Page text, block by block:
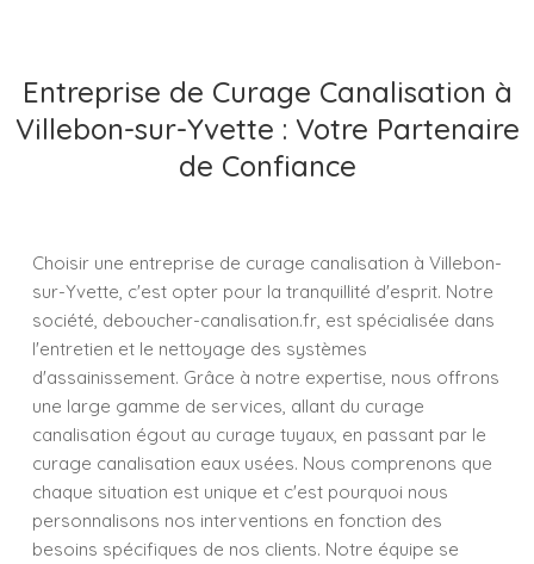
Entreprise de Curage Canalisation à
Villebon-sur-Yvette : Votre Partenaire
de Confiance
Choisir une entreprise de curage canalisation à Villebon-
sur-Yvette, c'est opter pour la tranquillité d'esprit. Notre
société, deboucher-canalisation.fr, est spécialisée dans
l'entretien et le nettoyage des systèmes
d'assainissement. Grâce à notre expertise, nous offrons
une large gamme de services, allant du curage
canalisation égout au curage tuyaux, en passant par le
curage canalisation eaux usées. Nous comprenons que
chaque situation est unique et c'est pourquoi nous
personnalisons nos interventions en fonction des
besoins spécifiques de nos clients. Notre équipe se